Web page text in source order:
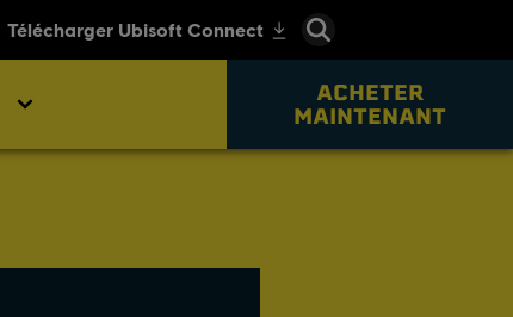
ACHETER
MAINTENANT